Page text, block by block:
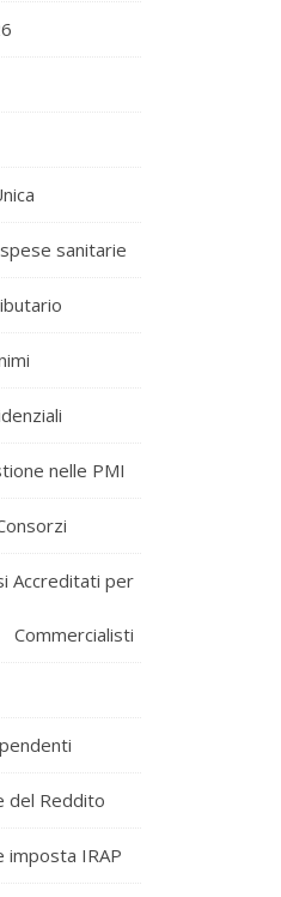
sanitarie
nelle PMI
Accreditati per
Commercialisti
del Reddito
imposta IRAP